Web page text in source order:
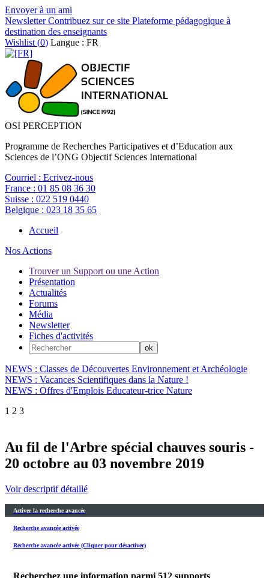
Envoyer à un ami
NewsletterContribuez sur ce site Plateforme pédagogique à
destination des enseignants
Wishlist (0) Langue : FR
OSI PERCEPTION
Programme de Recherches Participatives et d’Education aux
Sciences de l’ONG Objectif Sciences International
Courriel : Ecrivez-nous
France : 01 85 08 36 30
Suisse : 022 519 0440
Belgique : 023 18 35 65
Accueil
Nos Actions
Trouver un Support ou une Action
Présentation
Actualités
Forums
Média
Newsletter
Fiches d'activités
NEWS : Classes de Découvertes Environnement et Archéologie
NEWS : Vacances Scientifiques dans la Nature !
NEWS : Offres d'Emplois Educateur-trice Nature
1 2 3
Au fil de l'Arbre spécial chauves souris -
20 octobre au 03 novembre 2019
Voir descriptif détaillé
Activer la recherche avancée
Recherche avancée activée
Recherche avancée activée (Cliquer pour désactiver)
Recherchez une information parmi 512 supports